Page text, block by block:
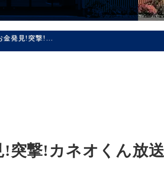
日本経済新聞掲載・NHKお金発見!突撃!カネオくん放送のお知らせ!!
!突撃!カネオくん放送